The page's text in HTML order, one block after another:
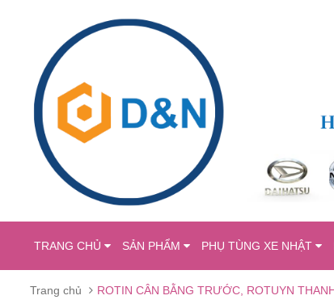
TRANG CHỦ SẢN PHẨM PHỤ TÙNG XE NHẬT
Trang chủ ROTIN CÂN BẰNG TRƯỚC, ROTUYN